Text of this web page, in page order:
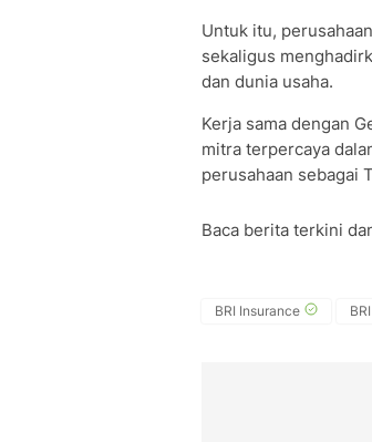
Untuk itu,
sekaligus
dan dunia usaha.
Kerja sama dengan
mitra terpercaya
perusahaan sebagai
Baca berita terkini
BRI Insurance BRI